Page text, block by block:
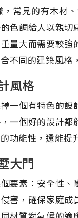
常見的有木材
色調給人以親
量大而需要較
不同的建築風格
風格
一個有特色的
一個好的設計
功能性，還能提
大門
要素：安全性
害，確保家庭